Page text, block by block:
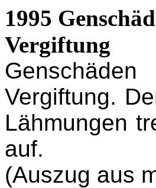
1995
Vergiftung
Vergiftung.
Lähmungen
auf.
(Auszug aus